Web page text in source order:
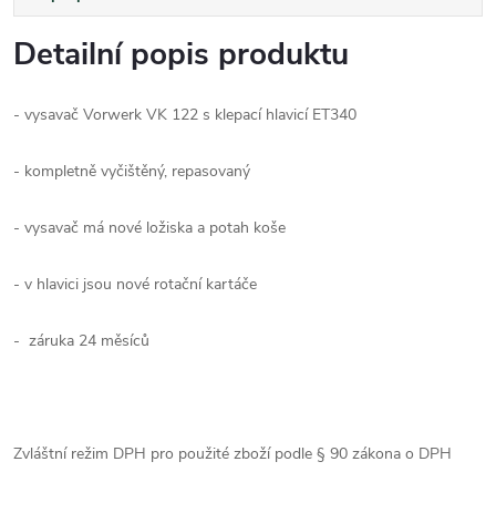
Detailní popis produktu
- vysavač Vorwerk VK 122 s klepací hlavicí ET340
- kompletně vyčištěný, repasovaný
- vysavač má nové ložiska a potah koše
- v hlavici jsou nové rotační kartáče
- záruka 24 měsíců
Zvláštní režim DPH pro použité zboží podle § 90 zákona o DPH